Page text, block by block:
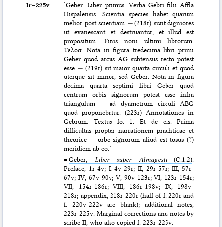
1r–⁠225v
‘Geber. Liber primus. Verba Gebri filii Affla
Hispalensis. Scientia species habet quarum
melior post scientiam —(218r) sunt digniores
ut evanescant et destruantur, et illud est
propositum. Finis noni ultimi librorum.
Τελοσ. Nota in figura tredecima libri primi
Geber quod arcus AG subtensus recto potest
esse —(219r) sit maior quarta circuli et quod
uterque sit minor, sed Geber. Nota in figura
decima quarta septimi libri Geber quod
centrum orbis signorum potest esse infra
triangulum —ad dyametrum circuli ABG
quod proponebatur. (223r) Annotationes in
Gebrum. Textus fo. 1. Et de eis. Prima
difficultas propter narrationem prachticae et
theorice —orbe signorum aliud est tosus (?)
meridiem ab eo.’
=Geber,Liber super Almagesti(C.1.2).
Preface, 1r-4v; I, 4v-29r; II, 29r-57r; III, 57r-
67v; IV, 67v-90v; V, 90v-123r; VI, 123r-154r;
VII, 154r-186r; VIII, 186r-198v; IX, 198v-
218r; appendix, 218r-220r (half of f. 220r and
f. 220v-222v are blank); additional notes,
223r-225v. Marginal corrections and notes by
scribe II, who also copied f. 223r-225v.